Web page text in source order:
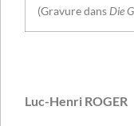
(Gravure dans Die
Luc-Henri ROGER